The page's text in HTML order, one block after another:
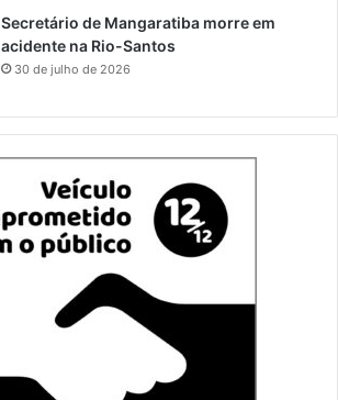
Secretário de Mangaratiba morre em
acidente na Rio-Santos
30 de julho de 2026